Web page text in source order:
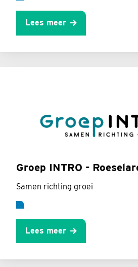
Lees meer
Groep INTRO -
Samen richting groei
Lees meer